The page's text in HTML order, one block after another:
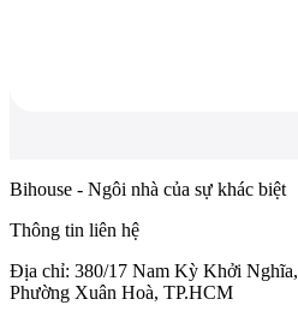
Bihouse - Ngôi nhà của sự khác biệt
Thông tin liên hệ
Địa chỉ: 380/17 Nam Kỳ Khởi Nghĩa,
Phường Xuân Hoà, TP.HCM